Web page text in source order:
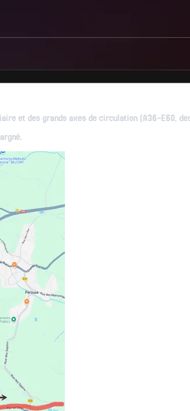
et des grands axes de circulation (A36-E60,